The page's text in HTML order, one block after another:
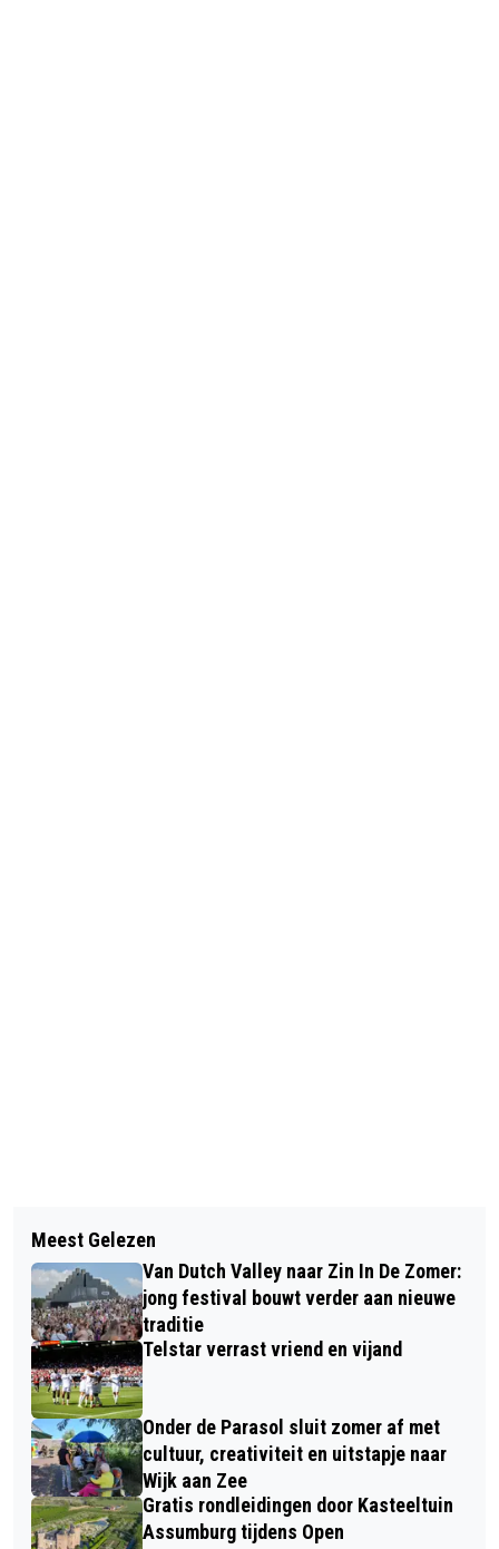
COLLEGE BEVERWIJK STEMT IN MET
GEBIEDSVISIE BAZAARSTAD
NIEUWE LOCATIE VOOR
VOEDSELBANK IJMOND NOORD
Meest Gelezen
Van Dutch Valley naar Zin In De Zomer:
jong festival bouwt verder aan nieuwe
traditie
Telstar verrast vriend en vijand
Onder de Parasol sluit zomer af met
cultuur, creativiteit en uitstapje naar
Wijk aan Zee
Gratis rondleidingen door Kasteeltuin
Assumburg tijdens Open